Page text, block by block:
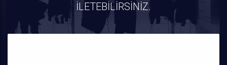
İLETEBİLİRSİNİZ.